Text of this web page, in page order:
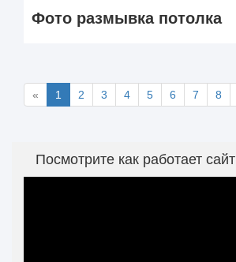
Фото размывка потолка
« 1 2 3 4 5 6 7 8
Посмотрите как работает сайт